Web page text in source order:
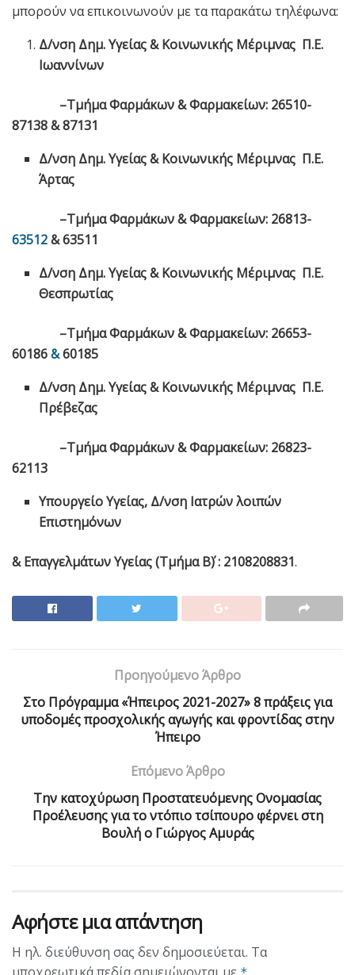
μπορούν να επικοινωνούν με τα παρακάτω τηλέφωνα:
Δ/νση Δημ. Υγείας & Κοινωνικής Μέριμνας Π.Ε.
Ιωαννίνων
–Τμήμα Φαρμάκων & Φαρμακείων: 26510-
87138 & 87131
Δ/νση Δημ. Υγείας & Κοινωνικής Μέριμνας Π.Ε.
Άρτας
–Τμήμα Φαρμάκων & Φαρμακείων: 26813-
63512& 63511
Δ/νση Δημ. Υγείας & Κοινωνικής Μέριμνας Π.Ε.
Θεσπρωτίας
–Τμήμα Φαρμάκων & Φαρμακείων: 26653-
60186&60185
Δ/νση Δημ. Υγείας & Κοινωνικής Μέριμνας Π.Ε.
Πρέβεζας
–Τμήμα Φαρμάκων & Φαρμακείων: 26823-
62113
Υπουργείο Υγείας, Δ/νση Ιατρών λοιπών
Επιστημόνων
& Επαγγελμάτων Υγείας (Τμήμα Β΄) : 2108208831.
Προηγούμενο Άρθρο
Στο Πρόγραμμα «Ήπειρος 2021-2027» 8 πράξεις για
υποδομές προσχολικής αγωγής και φροντίδας στην
Ήπειρο
Επόμενο Άρθρο
Την κατοχύρωση Προστατευόμενης Ονομασίας
Προέλευσης για το ντόπιο τσίπουρο φέρνει στη
Βουλή ο Γιώργος Αμυράς
Αφήστε μια απάντηση
Η ηλ. διεύθυνση σας δεν δημοσιεύεται. Τα